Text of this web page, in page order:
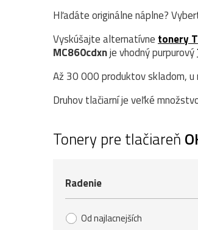
Hľadáte originálne náplne?
Vyskúšajte alternatívne tonery
MC860cdxnje vhodný purpurový
Až 30 000 produktov skladom,
Druhov tlačiarní je veľké
Tonery pre tlačiareň
Radenie
Od najlacnejších